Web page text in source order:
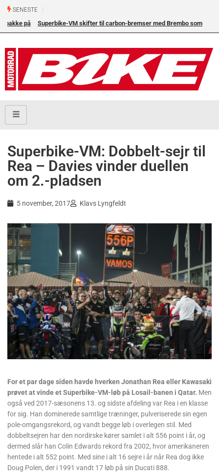
SENESTE
Superbike-VM skifter til carbon-bremser med Brembo som
Superbike-VM: Dobbelt-sejr til
Rea – Davies vinder duellen
om 2.-pladsen
5 november, 2017 Klavs Lyngfeldt
For et par dage siden havde hverken Jonathan Rea eller Kawasaki
prøvet at vinde et Superbike-VM-løb på Losail-banen i Qatar. Men
også ved 2017-sæsonens 13. og sidste afdeling var Rea i en klasse
for sig. Han dominerede samtlige træninger, pulveriserede sin egen
pole-omgangsrekord, og vandt begge løb i overlegen stil. Med
dobbeltsejren har den nordirske kører samlet i alt 556 point i år, og
dermed slår han Colin Edwards rekord fra 2002, hvor amerikaneren
hentede i alt 552 point. Med sine i alt 16 sejre i år når Rea dog ikke
Doug Polen, der i 1991 vandt 17 løb på sin Ducati 888.